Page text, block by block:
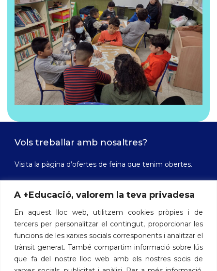
A +Educació, valorem la teva privadesa
En aquest lloc web, utilitzem cookies pròpies i de
tercers per personalitzar el contingut, proporcionar les
funcions de les xarxes socials corresponents i analitzar el
trànsit generat. També compartim informació sobre lús
que fa del nostre lloc web amb els nostres socis de
Vols treballar amb nosaltres?
Visita la pàgina d’ofertes de feina que tenim obertes.
Contacte
Avinguda de les Drassanes, 3 - 08001 Barcelona